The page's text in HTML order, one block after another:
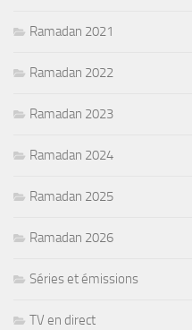
Ramadan 2021
Ramadan 2022
Ramadan 2023
Ramadan 2024
Ramadan 2025
Ramadan 2026
Séries et émissions
TV en direct